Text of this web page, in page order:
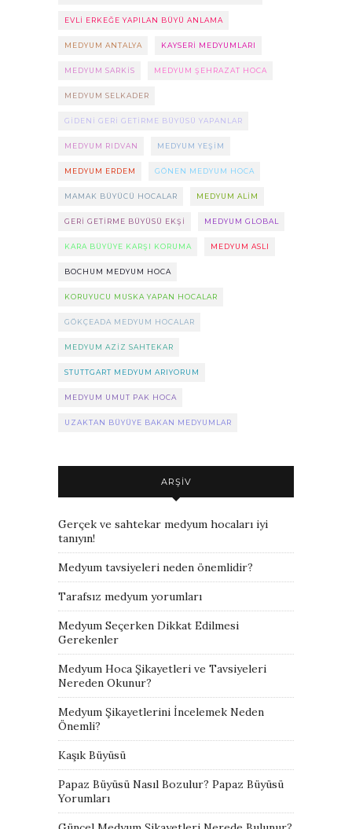
EVLI ERKEĞE YAPILAN BÜYÜ ANLAMA
MEDYUM ANTALYA KAYSERI MEDYUMLARI
MEDYUM SARKIS MEDYUM ŞEHRAZAT HOCA
MEDYUM SELKADER
GIDENI GERI GETIRME BÜYÜSÜ YAPANLAR
MEDYUM RIDVAN MEDYUM YEŞIM
MEDYUM ERDEM GÖNEN MEDYUM HOCA
MAMAK BÜYÜCÜ HOCALAR MEDYUM ALIM
GERI GETIRME BÜYÜSÜ EKŞI MEDYUM GLOBAL
KARA BÜYÜYE KARŞI KORUMA MEDYUM ASLI
BOCHUM MEDYUM HOCA
KORUYUCU MUSKA YAPAN HOCALAR
GÖKÇEADA MEDYUM HOCALAR
MEDYUM AZIZ SAHTEKAR
STUTTGART MEDYUM ARIYORUM
MEDYUM UMUT PAK HOCA
UZAKTAN BÜYÜYE BAKAN MEDYUMLAR
ARŞIV
Gerçek ve sahtekar medyum hocaları iyi
tanıyın!
Medyum tavsiyeleri neden önemlidir?
Tarafsız medyum yorumları
Medyum Seçerken Dikkat Edilmesi
Gerekenler
Medyum Hoca Şikayetleri ve Tavsiyeleri
Nereden Okunur?
Medyum Şikayetlerini İncelemek Neden
Önemli?
Kaşık Büyüsü
Papaz Büyüsü Nasıl Bozulur? Papaz Büyüsü
Yorumları